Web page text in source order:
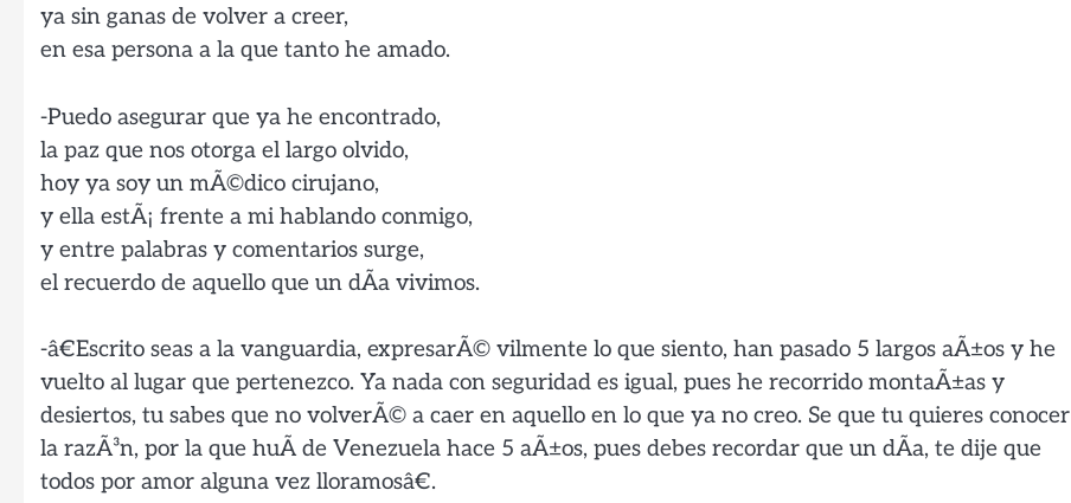
ya sin ganas de volver a creer,
en esa persona a la que tanto he amado.
-Puedo asegurar que ya he encontrado,
la paz que nos otorga el largo olvido,
hoy ya soy un mÃ©dico cirujano,
y ella estÃ¡ frente a mi hablando conmigo,
y entre palabras y comentarios surge,
el recuerdo de aquello que un dÃ­a vivimos.
-â€Escrito seas a la vanguardia, expresarÃ© vilmente lo que siento, han pasado 5 largos aÃ±os y he
vuelto al lugar que pertenezco. Ya nada con seguridad es igual, pues he recorrido montaÃ±as y
desiertos, tu sabes que no volverÃ© a caer en aquello en lo que ya no creo. Se que tu quieres conocer
la razÃ³n, por la que huÃ­ de Venezuela hace 5 aÃ±os, pues debes recordar que un dÃ­a, te dije que
todos por amor alguna vez lloramosâ€.